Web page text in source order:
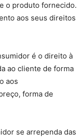
o produto fornecido.
aos seus direitos
é o direito à
ao cliente de forma
aos
forma de
se arrependa das